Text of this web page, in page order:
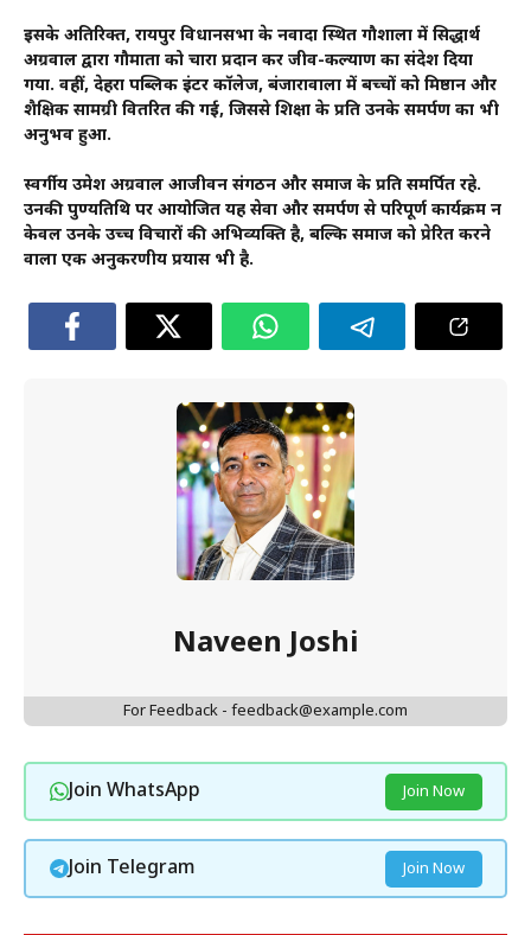
इसके अतिरिक्त, रायपुर विधानसभा के नवादा स्थित गौशाला में सिद्धार्थ
अग्रवाल द्वारा गौमाता को चारा प्रदान कर जीव-कल्याण का संदेश दिया
गया. वहीं, देहरा पब्लिक इंटर कॉलेज, बंजारावाला में बच्चों को मिष्ठान और
शैक्षिक सामग्री वितरित की गई, जिससे शिक्षा के प्रति उनके समर्पण का भी
अनुभव हुआ.
स्वर्गीय उमेश अग्रवाल आजीवन संगठन और समाज के प्रति समर्पित रहे.
उनकी पुण्यतिथि पर आयोजित यह सेवा और समर्पण से परिपूर्ण कार्यक्रम न
केवल उनके उच्च विचारों की अभिव्यक्ति है, बल्कि समाज को प्रेरित करने
वाला एक अनुकरणीय प्रयास भी है.
Naveen Joshi
For Feedback - feedback@example.com
Join WhatsApp Join Now
Join Telegram Join Now